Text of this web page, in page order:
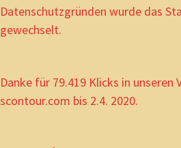
Datenschutzgründen wurde das
gewechselt.
Danke für 79.419 Klicks in unseren
scontour.com bis 2.4. 2020.